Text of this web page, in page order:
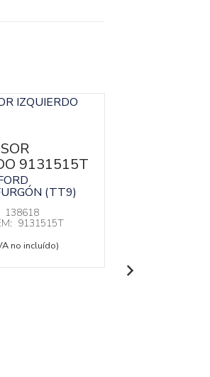
9131515T
(TT9)
138618
9131515T
no incluído)
AB